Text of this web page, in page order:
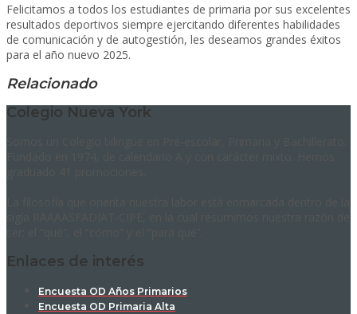
Felicitamos a todos los estudiantes de primaria por sus excelentes
resultados deportivos siempre ejercitando diferentes habilidades
de comunicación y de autogestión, les deseamos grandes éxitos
para el año nuevo 2025.
Relacionado
Colegio Nueva York
Enlaces de interés
Encuesta OD Años Primarios
Encuesta OD Primaria Alta